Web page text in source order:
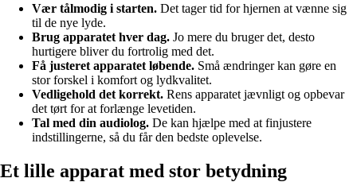
Vær tålmodig i starten. Det tager tid for hjernen at vænne sig
til de nye lyde.
Brug apparatet hver dag. Jo mere du bruger det, desto
hurtigere bliver du fortrolig med det.
Få justeret apparatet løbende. Små ændringer kan gøre en
stor forskel i komfort og lydkvalitet.
Vedligehold det korrekt. Rens apparatet jævnligt og opbevar
det tørt for at forlænge levetiden.
Tal med din audiolog. De kan hjælpe med at finjustere
indstillingerne, så du får den bedste oplevelse.
Et lille apparat med stor betydning